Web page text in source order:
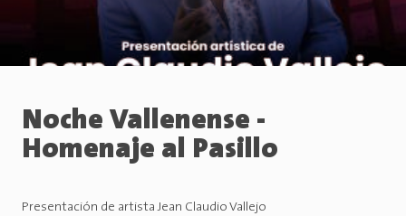
Noche Vallenense -
Homenaje al Pasillo
Presentación de artista Jean Claudio Vallejo